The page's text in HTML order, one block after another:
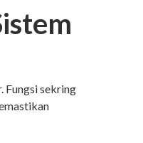
Fungsi sekring